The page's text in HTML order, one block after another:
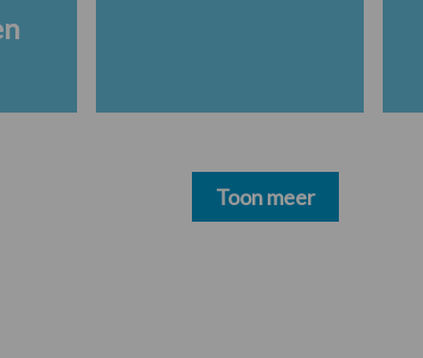
Toon meer